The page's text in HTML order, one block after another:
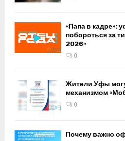
«Папа в кадре»:
побороться за
2026»
0
Жители Уфы
механизмом
0
Почему важно